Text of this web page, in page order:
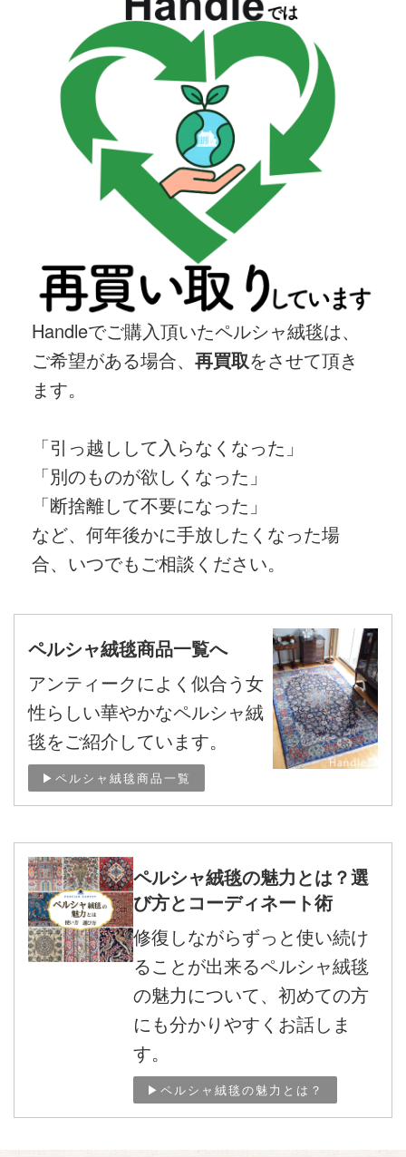
Handleでご購入頂いたペルシャ絨毯は、
ご希望がある場合、 再買取をさせて頂き
ます。
「引っ越しして入らなくなった」
「別のものが欲しくなった」
「断捨離して不要になった」
など、何年後かに手放したくなった場
合、いつでもご相談ください。
ペルシャ絨毯商品一覧へ
アンティークによく似合う女
性らしい華やかなペルシャ絨
毯をご紹介しています。
▶ペルシャ絨毯商品一覧
ペルシャ絨毯の魅力とは？選
び方とコーディネート術
修復しながらずっと使い続け
ることが出来るペルシャ絨毯
の魅力について、初めての方
にも分かりやすくお話しま
す。
▶ペルシャ絨毯の魅力とは？